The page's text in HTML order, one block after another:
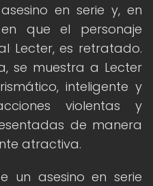
en serie y, en
que el personaje
Lecter, es retratado.
se muestra a Lecter
inteligente y
violentas y
de manera
atractiva.
un asesino en serie